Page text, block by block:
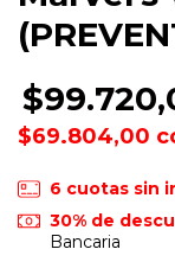
$69.804,00
6 cuotas sin
30% de
Bancaria